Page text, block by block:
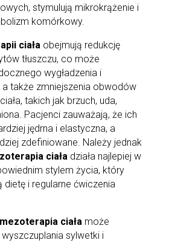
stymulują mikrokrążenie i
komórkowy.
ciałaobejmują redukcję
tłuszczu, co może
wygładzenia i
a także zmniejszenia obwodów
takich jak brzuch, uda,
Pacjenci zauważają, że ich
jędrna i elastyczna, a
zdefiniowane. Należy jednak
ciaładziała najlepiej w
stylem życia, który
dietę i regularne ćwiczenia
mezoterapia ciałamoże
sylwetki i